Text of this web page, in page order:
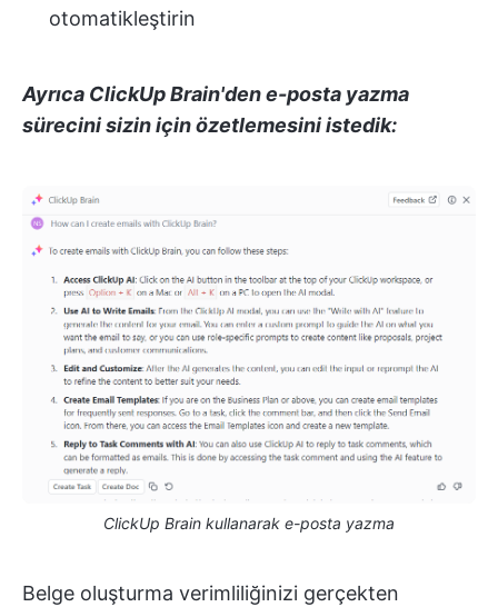
otomatikleştirin
Ayrıca ClickUp Brain'den e-posta yazma
sürecini sizin için özetlemesini istedik:
ClickUp Brain kullanarak e-posta yazma
Belge oluşturma verimliliğinizi gerçekten